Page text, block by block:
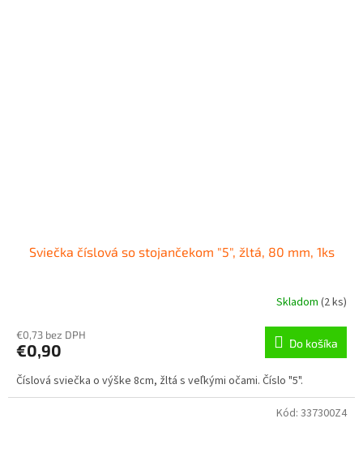
Sviečka číslová so stojančekom "5", žltá, 80 mm, 1ks
Skladom (2 ks)
€0,73 bez DPH
€0,90 Do košíka
Číslová sviečka o výške 8cm, žltá s veľkými očami. Číslo "5".
Kód: 337300Z4